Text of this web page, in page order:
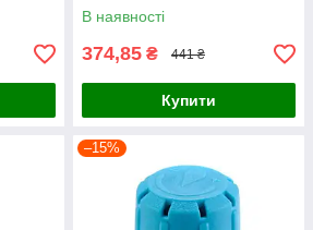
В наявності
374,85 ₴ 441 ₴
Купити
–15%